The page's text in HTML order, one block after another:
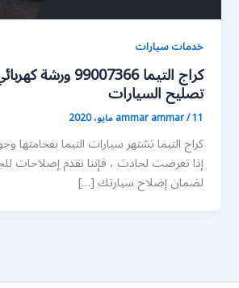
خدمات سيارات
كراج التيما
تصليح السيارات
ammar ammar/11 مايو، 2020
كراج التيما تشتهر سيارات التيما بفخامتها
إذا تعرضت لحادث ، فإننا نقدم إصلاحات
لضمان إصلاح سيارتك […]